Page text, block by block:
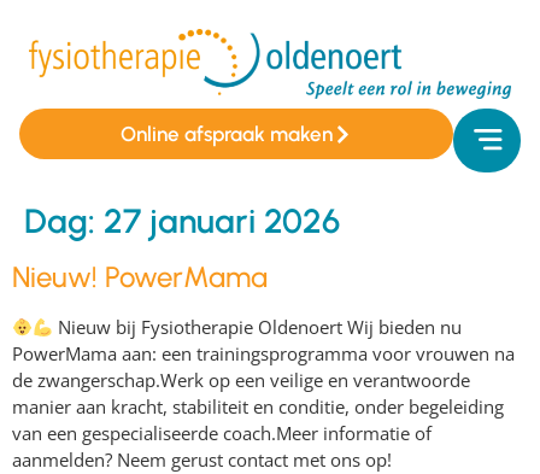
Online afspraak maken
Dag: 27 januari 2026
Nieuw! PowerMama
Nieuw bij Fysiotherapie Oldenoert Wij bieden nu
PowerMama aan: een trainingsprogramma voor vrouwen na
de zwangerschap.Werk op een veilige en verantwoorde
manier aan kracht, stabiliteit en conditie, onder begeleiding
van een gespecialiseerde coach.Meer informatie of
aanmelden? Neem gerust contact met ons op!